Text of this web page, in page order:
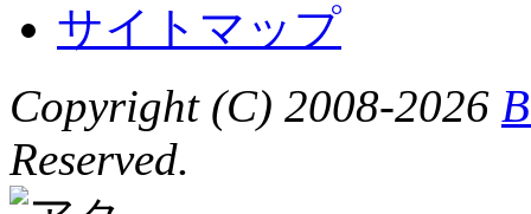
サイトマップ
Copyright (C) 2008-2026
Reserved.